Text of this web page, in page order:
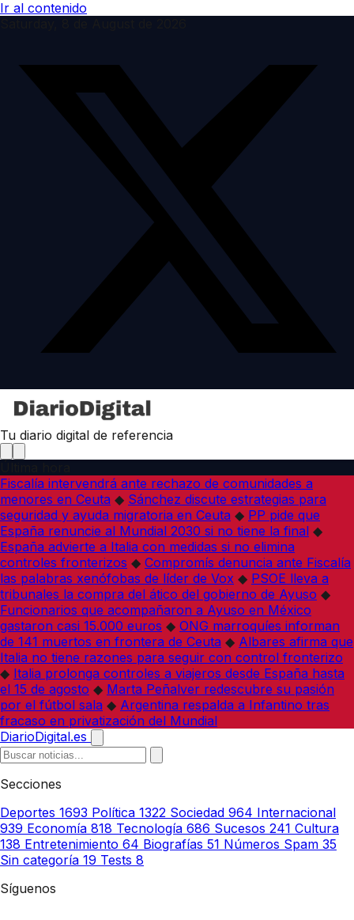
Ir al contenido
Tu diario digital de referencia
Fiscalía intervendrá ante rechazo de comunidades a
menores en Ceuta ◆ Sánchez discute estrategias para
seguridad y ayuda migratoria en Ceuta ◆ PP pide que
España renuncie al Mundial 2030 si no tiene la final ◆
España advierte a Italia con medidas si no elimina
controles fronterizos ◆ Compromís denuncia ante Fiscalía
las palabras xenófobas de líder de Vox ◆ PSOE lleva a
tribunales la compra del ático del gobierno de Ayuso ◆
Funcionarios que acompañaron a Ayuso en México
gastaron casi 15.000 euros ◆ ONG marroquíes informan
de 141 muertos en frontera de Ceuta ◆ Albares afirma que
Italia no tiene razones para seguir con control fronterizo
◆ Italia prolonga controles a viajeros desde España hasta
el 15 de agosto ◆ Marta Peñalver redescubre su pasión
por el fútbol sala ◆ Argentina respalda a Infantino tras
fracaso en privatización del Mundial
DiarioDigital.es
Secciones
Deportes 1693 Política 1322 Sociedad 964 Internacional
939 Economía 818 Tecnología 686 Sucesos 241 Cultura
138 Entretenimiento 64 Biografías 51 Números Spam 35
Sin categoría 19 Tests 8
Síguenos